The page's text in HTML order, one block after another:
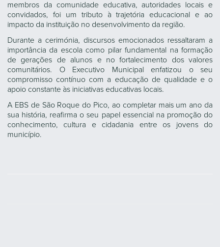
membros da comunidade educativa, autoridades locais e
convidados, foi um tributo à trajetória educacional e ao
impacto da instituição no desenvolvimento da região.
Durante a cerimónia, discursos emocionados ressaltaram a
importância da escola como pilar fundamental na formação
de gerações de alunos e no fortalecimento dos valores
comunitários. O Executivo Municipal enfatizou o seu
compromisso contínuo com a educação de qualidade e o
apoio constante às iniciativas educativas locais.
A EBS de São Roque do Pico, ao completar mais um ano da
sua história, reafirma o seu papel essencial na promoção do
conhecimento, cultura e cidadania entre os jovens do
município.